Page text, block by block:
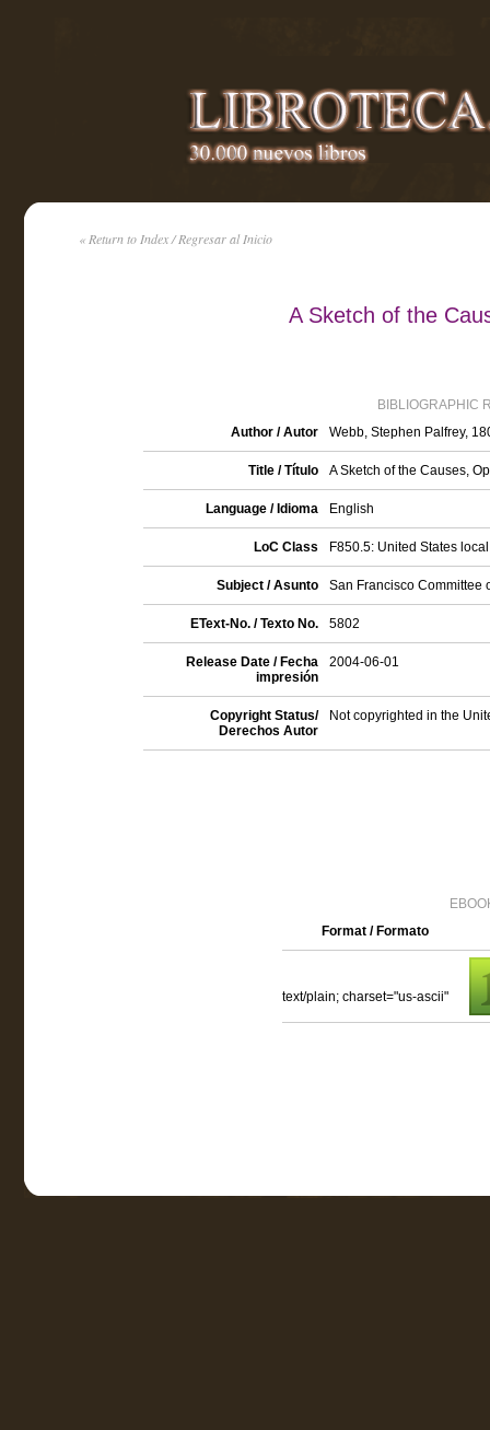
« Return to Index / Regresar al Inicio
A Sketch of the
BIBLIOGRAPHIC
Author / Autor
Webb, Stephen Palfrey,
Title / Título A Sketch of the Causes,
Language / Idioma English
LoC Class F850.5: United States
Subject / Asunto San Francisco Committee
EText-No. / Texto No. 5802
Release Date / Fecha
impresión
2004-06-01
Copyright Status/
Derechos Autor
Not copyrighted in the
Format / Formato
text/plain; charset="us-ascii"